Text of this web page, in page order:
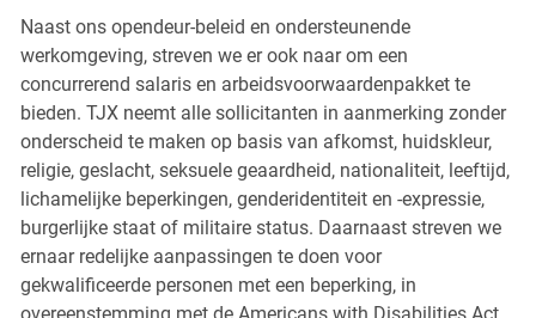
Naast ons opendeur-beleid en ondersteunende
werkomgeving, streven we er ook naar om een
concurrerend salaris en arbeidsvoorwaardenpakket te
bieden. TJX neemt alle sollicitanten in aanmerking zonder
onderscheid te maken op basis van afkomst, huidskleur,
religie, geslacht, seksuele geaardheid, nationaliteit, leeftijd,
lichamelijke beperkingen, genderidentiteit en -expressie,
burgerlijke staat of militaire status. Daarnaast streven we
ernaar redelijke aanpassingen te doen voor
gekwalificeerde personen met een beperking, in
overeenstemming met de Americans with Disabilities Act